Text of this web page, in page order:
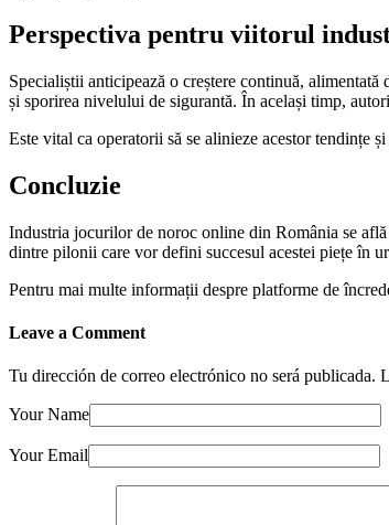
Perspectiva pentru viitorul
Specialiștii anticipează o creștere continuă,
și sporirea nivelului de sigurantă. În același timp,
Este vital ca operatorii să se alinieze acestor tendințe
Concluzie
Industria jocurilor de noroc online din România se
dintre pilonii care vor defini succesul acestei piețe în
Pentru mai multe informații despre platforme de
Leave a Comment
Tu dirección de correo electrónico no será publicada.
Your Name
Your Email